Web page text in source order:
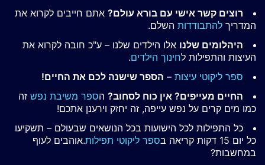
רוצים קשר אישי עם בורא עולם? אתם חייבים לקרוא את
המדריך להתבודדות השלם.
היהלומים שלנו אלו הילדים שלנו – ע"כ חובה לקרוא את
העיצות והתפילות לחינוך הילדים.
ספר ליקוטי עיצות – הספר שישנה לכם את החיים!
החיים מעייפים? אין כוח לסחוב? הספר משיבת נפש זה
כמו מים קרים על נפש עייפה, זה יחזק וירענן אתכם!
כל התפילות לכל הישועות בכל הנושאים שבעולם – תשקיעו
כל יום 15 דקות קריאה ב
ספר ליקוטי תפילות.אוהבים לעוף
במחשבות?